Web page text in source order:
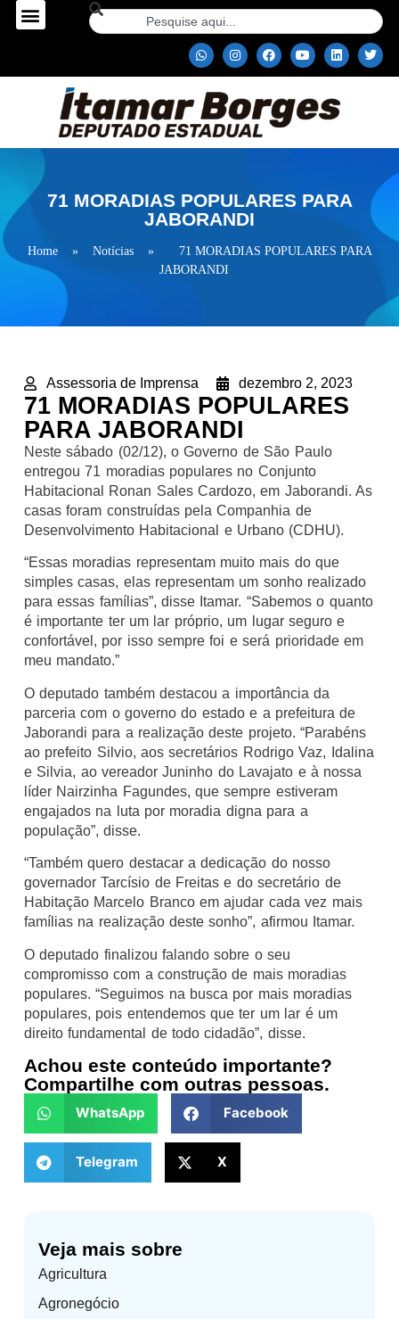
71 MORADIAS POPULARES PARA
JABORANDI
Home » Notícias »
71 MORADIAS POPULARES PARA
JABORANDI
Veja mais sobre
Agricultura
Agronegócio
Assessoria de Imprensa dezembro 2, 2023
71 MORADIAS POPULARES
PARA JABORANDI
Neste sábado (02/12), o Governo de São Paulo
entregou 71 moradias populares no Conjunto
Habitacional Ronan Sales Cardozo, em Jaborandi. As
casas foram construídas pela Companhia de
Desenvolvimento Habitacional e Urbano (CDHU).
“Essas moradias representam muito mais do que
simples casas, elas representam um sonho realizado
para essas famílias”, disse Itamar. “Sabemos o quanto
é importante ter um lar próprio, um lugar seguro e
confortável, por isso sempre foi e será prioridade em
meu mandato.”
O deputado também destacou a importância da
parceria com o governo do estado e a prefeitura de
Jaborandi para a realização deste projeto. “Parabéns
ao prefeito Silvio, aos secretários Rodrigo Vaz, Idalina
e Silvia, ao vereador Juninho do Lavajato e à nossa
líder Nairzinha Fagundes, que sempre estiveram
engajados na luta por moradia digna para a
população”, disse.
“Também quero destacar a dedicação do nosso
governador Tarcísio de Freitas e do secretário de
Habitação Marcelo Branco em ajudar cada vez mais
famílias na realização deste sonho”, afirmou Itamar.
O deputado finalizou falando sobre o seu
compromisso com a construção de mais moradias
populares. “Seguimos na busca por mais moradias
populares, pois entendemos que ter um lar é um
direito fundamental de todo cidadão”, disse.
Achou este conteúdo importante?
Compartilhe com outras pessoas.
WhatsApp Facebook
Telegram X